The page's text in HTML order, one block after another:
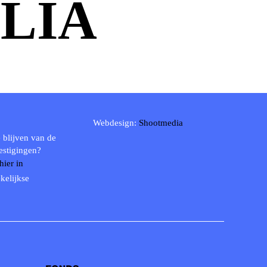
blijven van de
in
Webdesign: Shootmedia